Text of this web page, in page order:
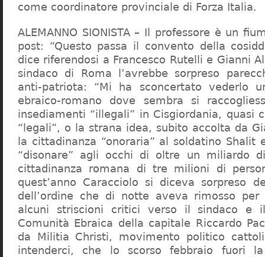
come coordinatore provinciale di Forza Italia.
ALEMANNO SIONISTA – Il professore è un
post: “Questo passa il convento della
dice riferendosi a Francesco Rutelli e Gianni
sindaco di Roma l’avrebbe sorpreso
anti-patriota: “Mi ha sconcertato vederlo
ebraico-romano dove sembra si
insediamenti “illegali” in Cisgiordania, quasi
“legali”, o la strana idea, subito accolta da
la cittadinanza “onoraria” al soldatino Shalit
“disonare” agli occhi di oltre un miliardo
cittadinanza romana di tre milioni di
quest’anno Caracciolo si diceva sorpreso
dell’ordine che di notte aveva rimosso
alcuni striscioni critici verso il sindaco e
Comunità Ebraica della capitale Riccardo
da Militia Christi, movimento politico
intenderci, che lo scorso febbraio fuori